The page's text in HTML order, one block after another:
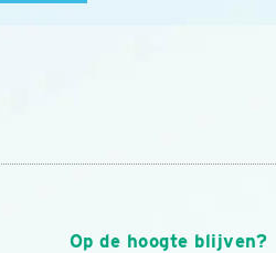
Op de hoogte blijven?